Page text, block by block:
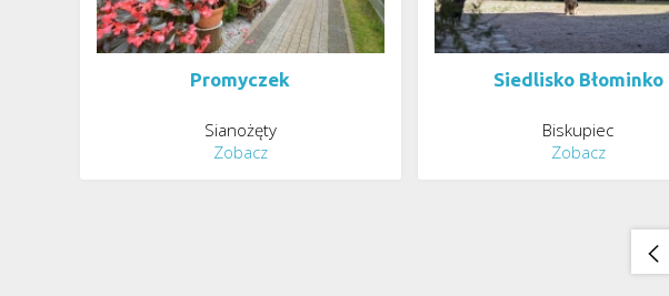
Promyczek
Sianożęty
Zobacz
Siedlisko Błominko
Biskupiec
Zobacz